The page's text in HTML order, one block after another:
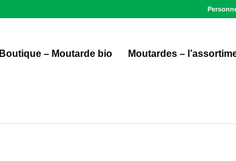
Boutique – Moutarde bio Moutardes –